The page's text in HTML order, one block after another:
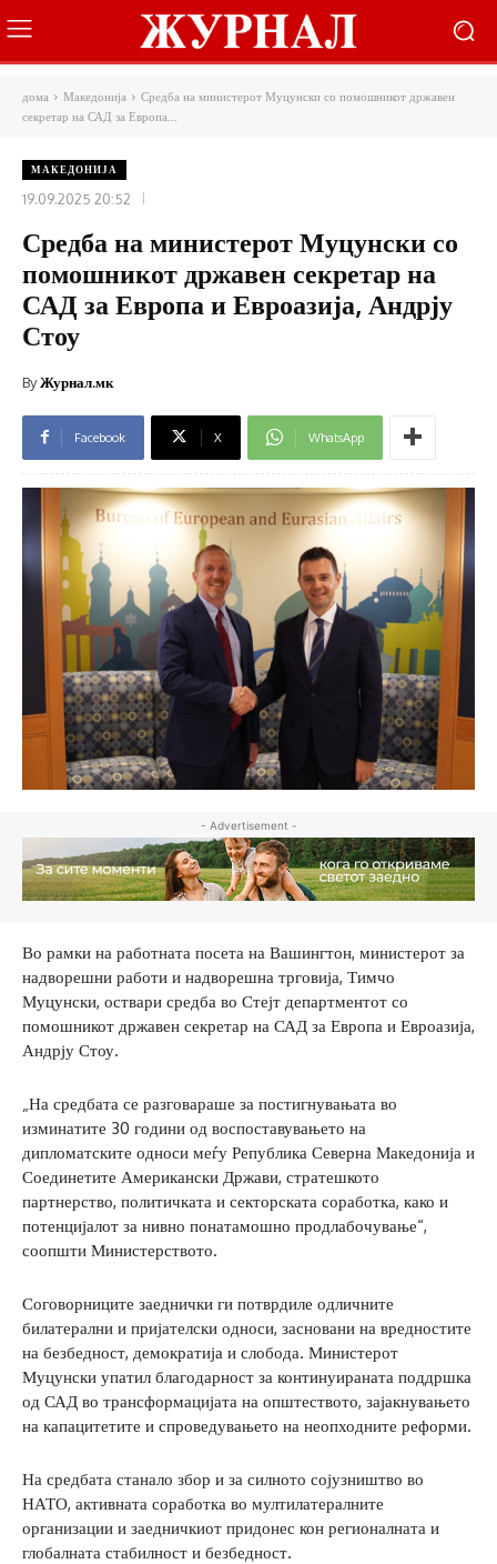
дома Македонија
Средба на министерот Муцунски со помошникот државен
секретар на САД за Европа...
МАКЕДОНИЈА
19.09.2025 20:52
Средба на министерот Муцунски со
помошникот државен секретар на
САД за Европа и Евроазија, Андрју
Стоу
ByЖурнал.мк
Facebook X WhatsApp
- Advertisement -
Во рамки на работната посета на Вашингтон, министерот за
надворешни работи и надворешна трговија, Тимчо
Муцунски, оствари средба во Стејт департментот со
помошникот државен секретар на САД за Европа и Евроазија,
Андрју Стоу.
„На средбата се разговараше за постигнувањата во
изминатите 30 години од воспоставувањето на
дипломатските односи меѓу Република Северна Македонија и
Соединетите Американски Држави, стратешкото
партнерство, политичката и секторската соработка, како и
потенцијалот за нивно понатамошно продлабочување“,
соопшти Министерството.
Соговорниците заеднички ги потврдиле одличните
билатерални и пријателски односи, засновани на вредностите
на безбедност, демократија и слобода. Министерот
Муцунски упатил благодарност за континуираната поддршка
од САД во трансформацијата на општеството, зајакнувањето
на капацитетите и спроведувањето на неопходните реформи.
На средбата станало збор и за силното сојузништво во
НАТО, активната соработка во мултилатералните
организации и заедничкиот придонес кон регионалната и
глобалната стабилност и безбедност.